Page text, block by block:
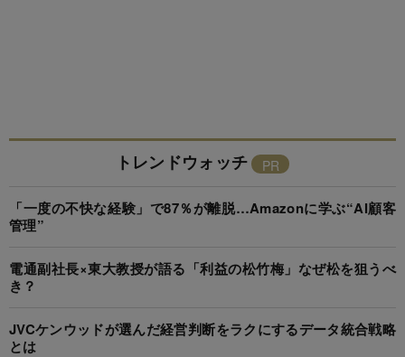
トレンドウォッチ
「一度の不快な経験」で87％が離脱…Amazonに学ぶ“AI顧客
管理”
電通副社長×東大教授が語る「利益の松竹梅」なぜ松を狙うべ
き？
JVCケンウッドが選んだ経営判断をラクにするデータ統合戦略
とは